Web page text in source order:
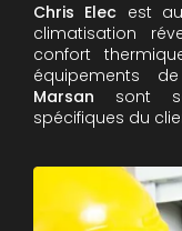
Chris Elec est
climatisation
confort
équipements
Marsan sont
spécifiques du